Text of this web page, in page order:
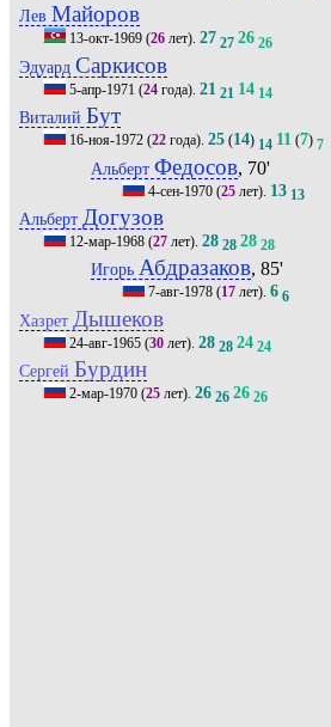
Лев Майоров
13-окт-1969(26лет). 27 27 26 26
Эдуард Саркисов
5-апр-1971 (24года). 21 21 14 14
Виталий Бут
16-ноя-1972(22года). 25(14) 14 11(7) 7
Альберт Федосов, 70'
4-сен-1970 (25 лет). 13 13
Альберт Догузов
12-мар-1968(27лет). 28 28 28 28
Игорь Абдразаков, 85'
7-авг-1978 (17 лет).6 6
Хазрет Дышеков
24-авг-1965(30лет). 28 28 24 24
Сергей Бурдин
2-мар-1970(25лет). 26 26 26 26